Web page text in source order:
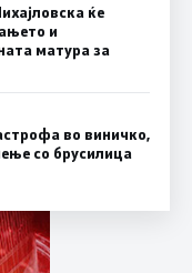
ќе
и
матура за
во виничко,
со брусилица